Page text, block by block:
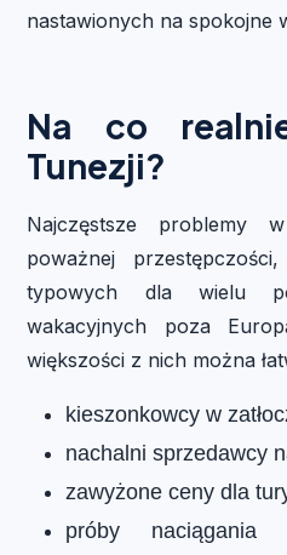
nastawionych na spokojne
Na co
Tunezji?
Najczęstsze problemy
poważnej
typowych dla wielu
wakacyjnych poza
większości z nich można
kieszonkowcy w
nachalni sprzedawcy
zawyżone ceny dla
próby